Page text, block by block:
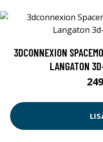
3DCONNEXION
LANGATON